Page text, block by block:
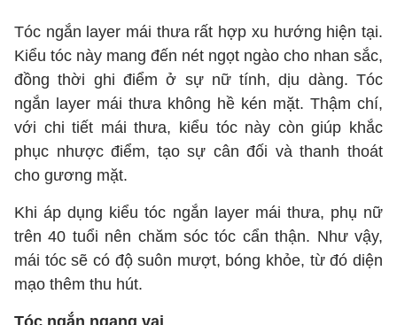
Tóc ngắn layer mái thưa rất hợp xu hướng hiện tại.
Kiểu tóc này mang đến nét ngọt ngào cho nhan sắc,
đồng thời ghi điểm ở sự nữ tính, dịu dàng. Tóc
ngắn layer mái thưa không hề kén mặt. Thậm chí,
với chi tiết mái thưa, kiểu tóc này còn giúp khắc
phục nhược điểm, tạo sự cân đối và thanh thoát
cho gương mặt.
Khi áp dụng kiểu tóc ngắn layer mái thưa, phụ nữ
trên 40 tuổi nên chăm sóc tóc cẩn thận. Như vậy,
mái tóc sẽ có độ suôn mượt, bóng khỏe, từ đó diện
mạo thêm thu hút.
Tóc ngắn ngang vai